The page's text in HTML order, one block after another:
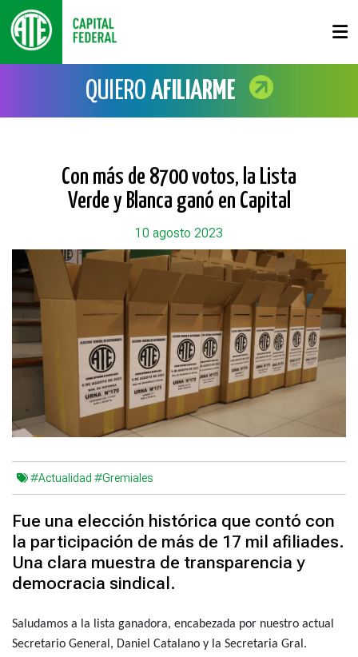
QUIERO AFILIARME
Con más de 8700 votos, la Lista
Verde y Blanca ganó en Capital
10 agosto 2023
#Actualidad #Gremiales
Fue una elección histórica que contó con
la participación de más de 17 mil afiliades.
Una clara muestra de transparencia y
democracia sindical.
Saludamos a la lista ganadora, encabezada por nuestro actual
Secretario General, Daniel Catalano y la Secretaria Gral.